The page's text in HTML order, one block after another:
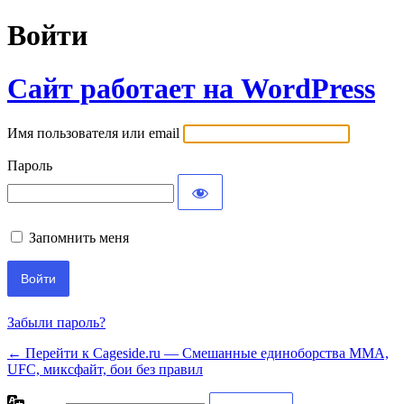
Войти
Сайт работает на WordPress
Имя пользователя или email
Пароль
Запомнить меня
Забыли пароль?
← Перейти к Cageside.ru — Смешанные единоборства MMA,
UFC, миксфайт, бои без правил